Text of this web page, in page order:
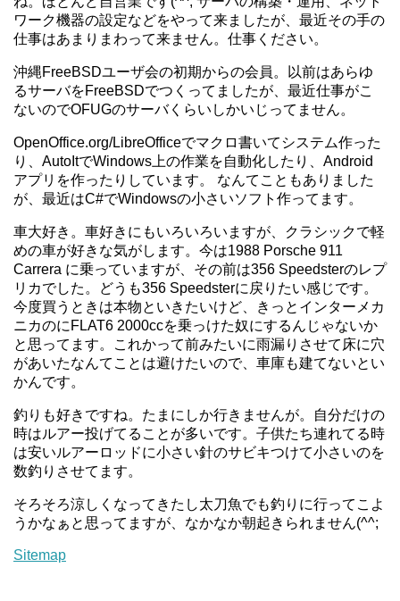
ワーク機器の設定などをやって来ましたが、最近その手の
仕事はあまりまわって来ません。仕事ください。
沖縄FreeBSDユーザ会の初期からの会員。以前はあらゆ
るサーバをFreeBSDでつくってましたが、最近仕事がこ
ないのでOFUGのサーバくらいしかいじってません。
OpenOffice.org/LibreOfficeでマクロ書いてシステム作った
り、AutoItでWindows上の作業を自動化したり、Android
アプリを作ったりしています。 なんてこともありました
が、最近はC#でWindowsの小さいソフト作ってます。
車大好き。車好きにもいろいろいますが、クラシックで軽
めの車が好きな気がします。今は1988 Porsche 911
Carrera に乗っていますが、その前は356 Speedsterのレプ
リカでした。どうも356 Speedsterに戻りたい感じです。
今度買うときは本物といきたいけど、きっとインターメカ
ニカのにFLAT6 2000ccを乗っけた奴にするんじゃないか
と思ってます。これかって前みたいに雨漏りさせて床に穴
があいたなんてことは避けたいので、車庫も建てないとい
かんです。
釣りも好きですね。たまにしか行きませんが。自分だけの
時はルアー投げてることが多いです。子供たち連れてる時
は安いルアーロッドに小さい針のサビキつけて小さいのを
数釣りさせてます。
そろそろ涼しくなってきたし太刀魚でも釣りに行ってこよ
うかなぁと思ってますが、なかなか朝起きられません(^^;
Sitemap